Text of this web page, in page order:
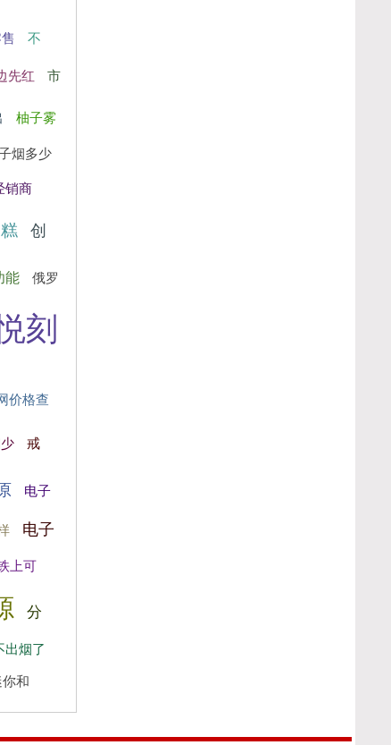
不
先红 市
柚子雾
烟多少
销商
创
能 俄罗
刻
价格查
戒
电子
电子
上可
分
出烟了
和